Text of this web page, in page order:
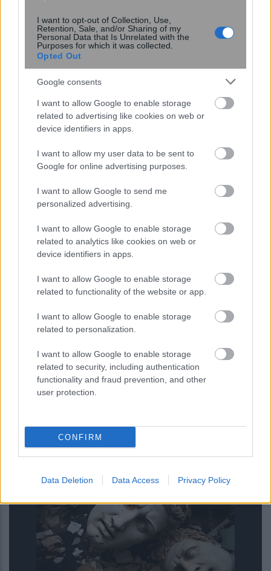
I want to opt-out of Collection, Use,
Retention, Sale, and/or Sharing of my
Personal Data that Is Unrelated with the
Purposes for which it was collected.
Opted Out
Google consents
I want to allow Google to enable storage
related to advertising like cookies on web or
device identifiers in apps.
I want to allow my user data to be sent to
Google for online advertising purposes.
I want to allow Google to send me
personalized advertising.
I want to allow Google to enable storage
related to analytics like cookies on web or
device identifiers in apps.
I want to allow Google to enable storage
related to functionality of the website or app.
I want to allow Google to enable storage
related to personalization.
I want to allow Google to enable storage
related to security, including authentication
functionality and fraud prevention, and other
user protection.
CONFIRM
Data Deletion Data Access Privacy Policy
Σκανδιναβικό bob: Το καρέ που κάνει
τα λεπτά μαλλιά να δείχνουν πιο
πλούσια – Το προτιμούν celebrities
6 φράσεις που χρησιμοποιούν οι
ναρκισσιστές στους καβγάδες για να
σας χειραγωγήσουν
ελληνική μυθολογία; Δοκίμασε τις
γνώσεις σου και κάνε το 3 στα 3